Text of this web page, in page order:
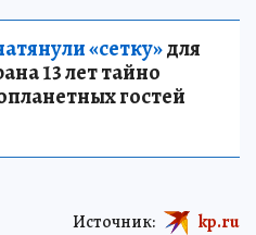
«сетку»для
13 лет тайно
гостей
Источник: kp.ru